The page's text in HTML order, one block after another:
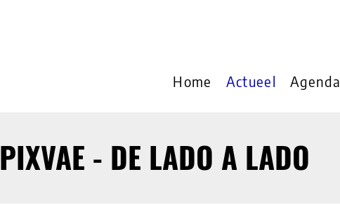
Home Actueel Agenda
PIXVAE - DE LADO A LADO